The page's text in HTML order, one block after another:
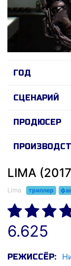
ГОД
СЦЕНАРИЙ
ПРОДЮСЕР
LIMA
Lima триллер
6.625
РЕЖИССЁР: